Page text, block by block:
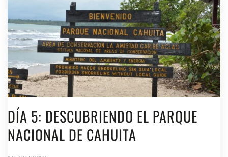
DÍA 5: DESCUBRIENDO EL PARQUE
NACIONAL DE CAHUITA